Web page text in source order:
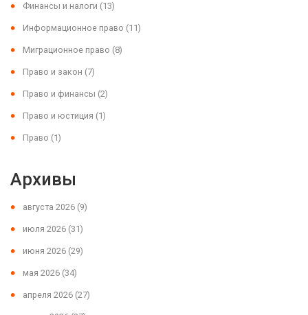
Финансы и налоги (13)
Информационное право (11)
Миграционное право (8)
Право и закон (7)
Право и финансы (2)
Право и юстиция (1)
Право (1)
Архивы
августа 2026 (9)
июля 2026 (31)
июня 2026 (29)
мая 2026 (34)
апреля 2026 (27)